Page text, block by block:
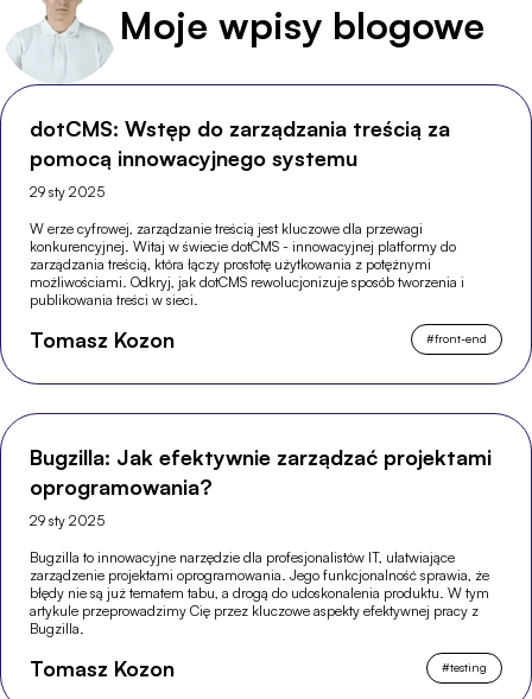
Moje wpisy blogowe
dotCMS: Wstęp do zarządzania treścią za
pomocą innowacyjnego systemu
29 sty 2025
W erze cyfrowej, zarządzanie treścią jest kluczowe dla przewagi
konkurencyjnej. Witaj w świecie dotCMS - innowacyjnej platformy do
zarządzania treścią, która łączy prostotę użytkowania z potężnymi
możliwościami. Odkryj, jak dotCMS rewolucjonizuje sposób tworzenia i
publikowania treści w sieci.
Tomasz Kozon #front-end
Bugzilla: Jak efektywnie zarządzać projektami
oprogramowania?
29 sty 2025
Bugzilla to innowacyjne narzędzie dla profesjonalistów IT, ułatwiające
zarządzenie projektami oprogramowania. Jego funkcjonalność sprawia, że
błędy nie są już tematem tabu, a drogą do udoskonalenia produktu. W tym
artykule przeprowadzimy Cię przez kluczowe aspekty efektywnej pracy z
Bugzilla.
Tomasz Kozon #testing